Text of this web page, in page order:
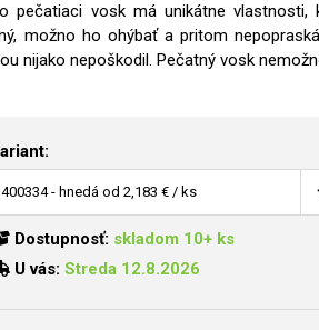
pečatiaci vosk má unikátne
možno ho ohýbať a pritom
nijako nepoškodil. Pečatný vosk
Dostupnosť: skladom 10+ ks
U vás:Streda 12.8.2026